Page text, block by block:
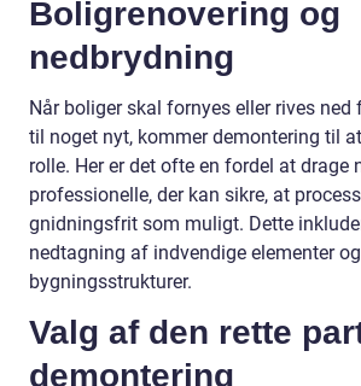
Boligrenovering og
nedbrydning
Når boliger skal fornyes eller rives ned
til noget nyt, kommer demontering til
rolle. Her er det ofte en fordel at drage
professionelle, der kan sikre, at
gnidningsfrit som muligt. Dette
nedtagning af indvendige elementer
bygningsstrukturer.
Valg af den rette
demontering